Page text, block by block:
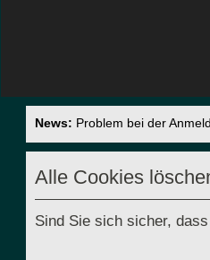
News: Problem bei der
Alle Cookies
Sind Sie sich sicher,